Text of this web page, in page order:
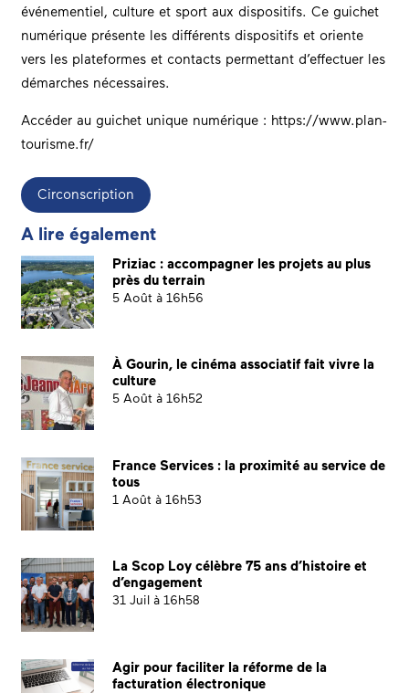
événementiel, culture et sport aux dispositifs. Ce guichet
numérique présente les différents dispositifs et oriente
vers les plateformes et contacts permettant d’effectuer les
démarches nécessaires.
Accéder au guichet unique numérique : https://www.plan-
tourisme.fr/
Circonscription
A lire également
Priziac : accompagner les projets au plus
près du terrain
5 Août à 16h56
À Gourin, le cinéma associatif fait vivre la
culture
5 Août à 16h52
France Services : la proximité au service de
tous
1 Août à 16h53
La Scop Loy célèbre 75 ans d’histoire et
d’engagement
31 Juil à 16h58
Agir pour faciliter la réforme de la
facturation électronique